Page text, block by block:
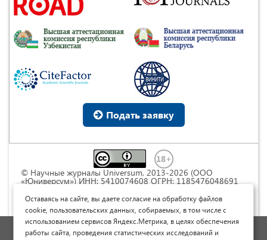
Подать заявку
© Научные журналы Universum, 2013-2026 (ООО
«Юниверсум») ИНН: 5410074608 ОГРН: 1185476048691
Commons « Attribution» («Атрибуция») 4.0
Непортированная
Политика обработки персональных данных
Оставаясь на сайте, вы даете согласие на обработку файлов
cookie, пользовательских данных, собираемых, в том числе с
использованием сервисов Яндекс.Метрика, в целях обеспечения
работы сайта, проведения статистических исследований и